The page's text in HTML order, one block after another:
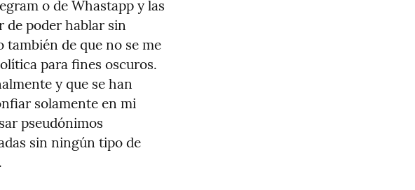
o de Whastapp y las
de poder hablar sin
también de que no se me
para fines oscuros.
y que se han
solamente en mi
pseudónimos
sin ningún tipo de